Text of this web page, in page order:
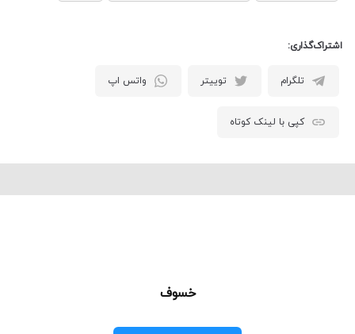
اشتراک‌گذاری:
تلگرام توییتر واتس اپ
کپی با لینک کوتاه
خسوف